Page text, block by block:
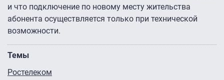
и что подключение по новому месту жительства
абонента осуществляется только при технической
возможности.
Темы
Ростелеком